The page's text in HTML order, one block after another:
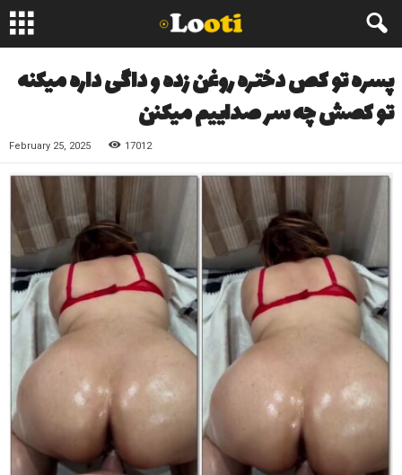
پسره تو کص دختره روغن زده و داگی داره میکنه
تو کصش چه سر صداییم میکنن
February 25, 2025 17012